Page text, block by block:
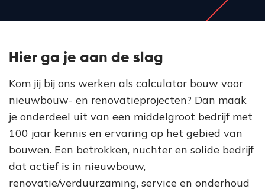
Hier ga je aan de slag
Kom jij bij ons werken als calculator bouw voor
nieuwbouw- en renovatieprojecten? Dan maak
je onderdeel uit van een middelgroot bedrijf met
100 jaar kennis en ervaring op het gebied van
bouwen. Een betrokken, nuchter en solide bedrijf
dat actief is in nieuwbouw,
renovatie/verduurzaming, service en onderhoud